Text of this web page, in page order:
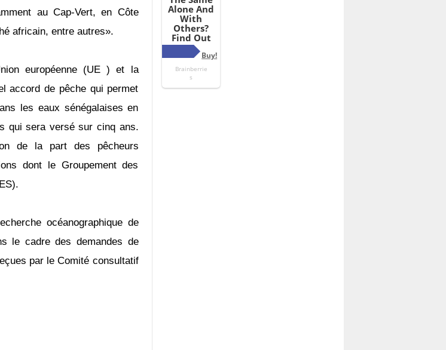
au Cap-Vert, en Côte
africain, entre autres».
européenne (UE ) et la
accord de pêche qui permet
les eaux sénégalaises en
qui sera versé sur cinq ans.
de la part des pêcheurs
dont le Groupement des
océanographique de
le cadre des demandes de
par le Comité consultatif